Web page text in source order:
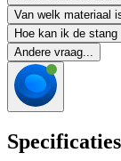
Van welk materiaal
Hoe kan ik de
Andere vraag...
Specificaties